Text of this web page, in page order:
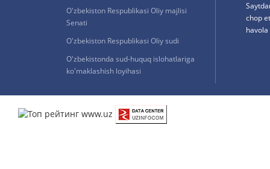
O'zbekiston Respublikasi Oliy majlisi
Senati
O'zbekiston Respublikasi Oliy sudi
O'zbekistonda sud-huquq islohatlariga
ko'maklashish loyihasi
chop